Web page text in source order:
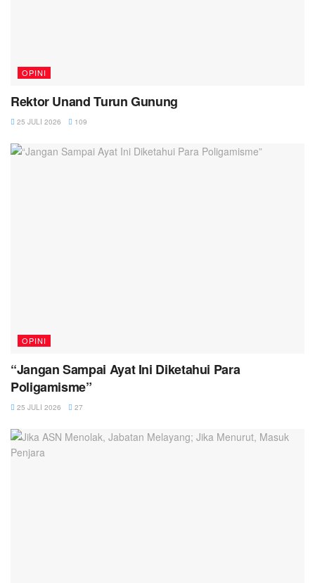
OPINI
Rektor Unand Turun Gunung
25 JULI 2026 109
OPINI
“Jangan Sampai Ayat Ini Diketahui Para
Poligamisme”
25 JULI 2026 27